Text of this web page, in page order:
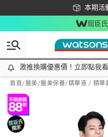
本期活
下載
屈臣
激推換購優惠價！立即點我看
激推換購優惠價！立即點我看
首頁/醫美/醫美保養/精華液 / 精華